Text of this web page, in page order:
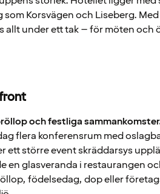
Korsvägen och Liseberg.
allt under ett tak – för möten och
och festliga
flera konferensrum med
ett större event skräddarsys
en glasveranda i restaurangen
födelsedag, dop eller